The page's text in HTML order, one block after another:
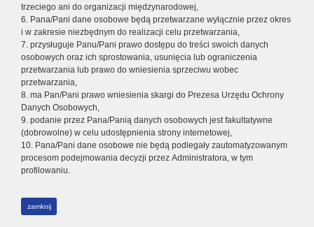
trzeciego ani do organizacji międzynarodowej,
6. Pana/Pani dane osobowe będą przetwarzane wyłącznie przez okres
i w zakresie niezbędnym do realizacji celu przetwarzania,
7. przysługuje Panu/Pani prawo dostępu do treści swoich danych
osobowych oraz ich sprostowania, usunięcia lub ograniczenia
przetwarzania lub prawo do wniesienia sprzeciwu wobec
przetwarzania,
8. ma Pan/Pani prawo wniesienia skargi do Prezesa Urzędu Ochrony
Danych Osobowych,
9. podanie przez Pana/Panią danych osobowych jest fakultatywne
(dobrowolne) w celu udostępnienia strony internetowej,
10. Pana/Pani dane osobowe nie będą podlegały zautomatyzowanym
procesom podejmowania decyzji przez Administratora, w tym
profilowaniu.
zamknij